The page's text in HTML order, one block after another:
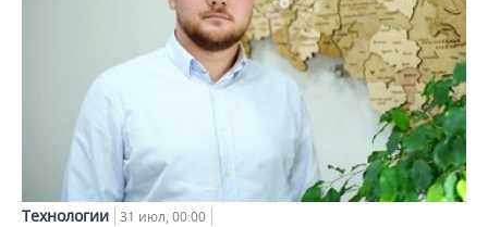
Технологии 31 июл, 00:00